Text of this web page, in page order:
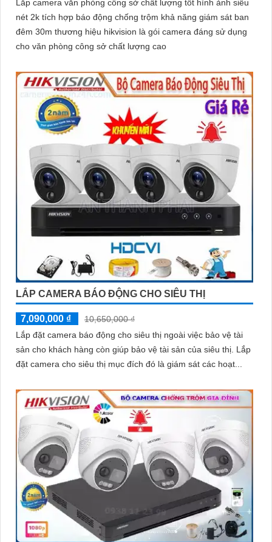
Lắp camera văn phòng công sở chất lượng tốt hình ảnh siêu
nét 2k tích hợp báo động chống trộm khả năng giám sát ban
đêm 30m thương hiệu hikvision là gói camera đáng sử dụng
cho văn phòng công sở chất lượng cao
LẮP CAMERA BÁO ĐỘNG CHO SIÊU THỊ
7,090,000 ₫
10,650,000 ₫
Lắp đặt camera báo động cho siêu thị ngoài việc bảo vệ tài
sản cho khách hàng còn giúp bảo vệ tài sản của siêu thị. Lắp
đặt camera cho siêu thị mục đích đó là giám sát các hoạt...